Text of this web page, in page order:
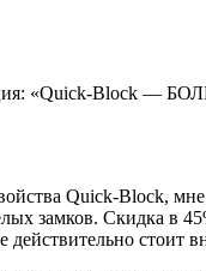
«Quick-Block —
Quick-Block,
замков. Скидка в
действительно стоит